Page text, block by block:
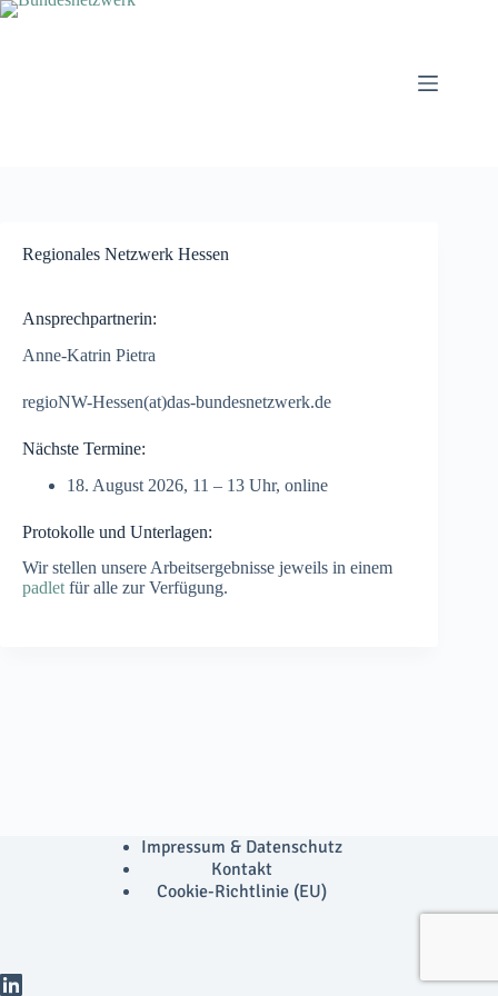
Zum
Regionales Netzwerk Hessen
Ansprechpartnerin:
Anne-Katrin Pietra
regioNW-Hessen(at)das-bundesnetzwerk.de
Nächste Termine:
18. August 2026, 11 – 13 Uhr, online
Protokolle und Unterlagen:
Wir stellen unsere Arbeitsergebnisse jeweils in einem
padlet für alle zur Verfügung.
Impressum & Datenschutz
Kontakt
Cookie-Richtlinie (EU)